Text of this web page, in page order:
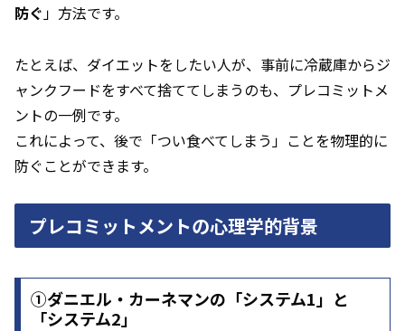
防ぐ」方法です。
たとえば、ダイエットをしたい人が、事前に冷蔵庫からジ
ャンクフードをすべて捨ててしまうのも、プレコミットメ
ントの一例です。
これによって、後で「つい食べてしまう」ことを物理的に
防ぐことができます。
プレコミットメントの心理学的背景
①ダニエル・カーネマンの「システム1」と
「システム2」